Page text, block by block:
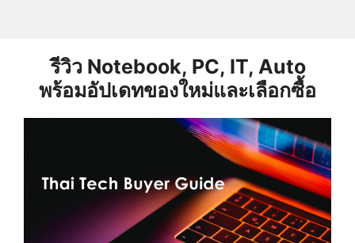
รีวิว Notebook, PC, IT, Auto
พร้อมอัปเดทของใหม่และเลือกซื้อ